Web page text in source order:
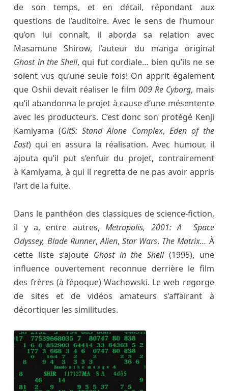
de son temps, et en détail, répondant aux
questions de l’auditoire. Avec le sens de l’humour
qu’on lui connaît, il aborda sa relation avec
Masamune Shirow, l’auteur du manga original
Ghost in the Shell, qui fut cordiale… bien qu’ils ne se
soient vus qu’une seule fois! On apprit également
que Oshii devait réaliser le film 009 Re Cyborg, mais
qu’il abandonna le projet à cause d’une mésentente
avec les producteurs. C’est donc son protégé Kenji
Kamiyama (GitS: Stand Alone Complex, Eden of the
East) qui en assura la réalisation. Avec humour, il
ajouta qu’il put s’enfuir du projet, contrairement
à Kamiyama, à qui il regretta de ne pas avoir appris
l’art de la fuite.
Dans le panthéon des classiques de science-fiction,
il y a, entre autres,Metropolis, 2001: A Space
Odyssey, Blade Runner,Alien,Star Wars, The Matrix… À
cette liste s’ajoute Ghost in the Shell(1995), une
influence ouvertement reconnue derrière le film
des frères (à l’époque) Wachowski. Le web regorge
de sites et de vidéos amateurs s’affairant à
décortiquer les similitudes.